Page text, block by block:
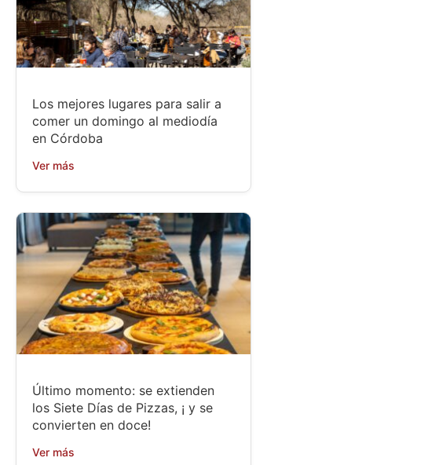
Los mejores lugares para salir a
comer un domingo al mediodía
en Córdoba
Ver más
Último momento: se extienden
los Siete Días de Pizzas, ¡ y se
convierten en doce!
Ver más